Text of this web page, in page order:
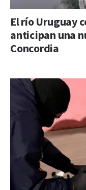
El río Uruguay
anticipan una
Concordia